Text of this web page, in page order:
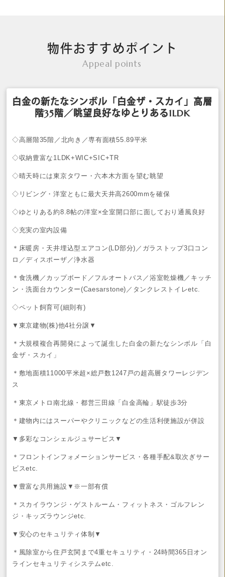
物件おすすめポイント
Appeal points
白金の新たなシンボル「白金ザ・スカイ」高層
階35階／眺望良好なゆとりある1LDK
◇高層階35階／北向き／専有面積55.89平米
◇収納豊富な1LDK+WIC+SIC+TR
◇晴天時には東京タワー・六本木方面を望む眺望
◇リビング・洋室ともに最大天井高2600mmを確保
◇ゆとりある約8.8帖の洋室×全室開口部に面しており通風良好
◇充実の室内設備
＊床暖房・天井埋込型エアコン(LD部分)／ガラストップ3口コン
ロ／ディスポーザ／浄水器
＊食洗機／カップボード／フルオートバス／浴室乾燥機／キッチ
ン・洗面台カウンター(Caesarstone)／タンクレストイレetc.
◇ペット飼育可(細則有)
▼東京建物(株)他4社分譲▼
＊大規模複合再開発によって誕生した白金の新たなシンボル「白
金ザ・スカイ」
＊敷地面積11000平米超×総戸数1247戸の超高層タワーレジデン
ス
＊東京メトロ南北線・都営三田線「白金高輪」駅徒歩3分
＊建物内にはスーパーやクリニックなどの生活利便施設が併設
▼多彩なコンシェルジュサービス▼
＊フロントインフォメーションサービス・各種手配&取次ぎサー
ビスetc.
▼豊富な共用施設▼※一部有償
＊スカイラウンジ・ゲストルーム・フィットネス・ゴルフレン
ジ・キッズラウンジetc.
▼安心のセキュリティ体制▼
＊風除室から住戸玄関まで4重セキュリティ・24時間365日オン
ラインセキュリティシステムetc.